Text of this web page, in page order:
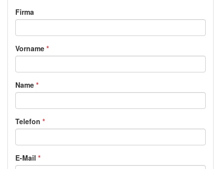
Firma
Vorname *
Name *
Telefon *
E-Mail *